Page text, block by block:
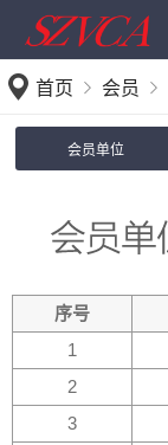
首页 会员
会员单位
序号
1
2
3